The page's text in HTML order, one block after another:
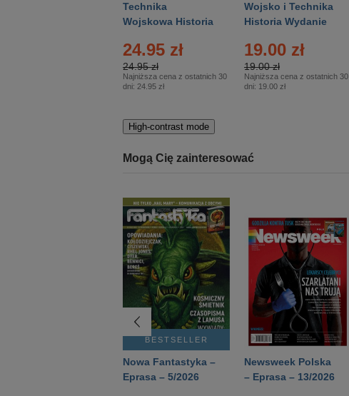
Technika
Wojskowa Historia
24.95 zł
24.95 zł
Najniższa cena z ostatnich 30
dni: 24.95 zł
Wojsko i Technika
Historia Wydanie
– 2/2026
19.00 zł
19.00 zł
Najniższa cena z ostatnich 30
dni: 19.00 zł
High-contrast mode
Mogą Cię zainteresować
BESTSELLER
Nowa Fantastyka –
Eprasa – 5/2026
Newsweek Polska
– Eprasa – 13/2026